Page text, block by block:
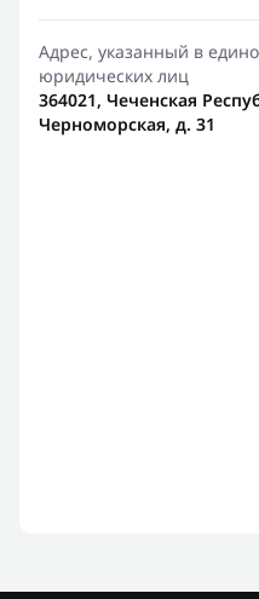
Адрес, указанный в
юридических лиц
364021, Чеченская
Черноморская, д. 31